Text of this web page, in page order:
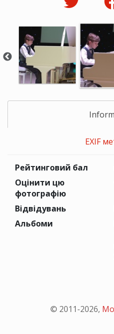
EXIF
Рейтинговий бал
Оцінити цю
фотографію
Відвідувань
Альбоми
© 2011-2026,